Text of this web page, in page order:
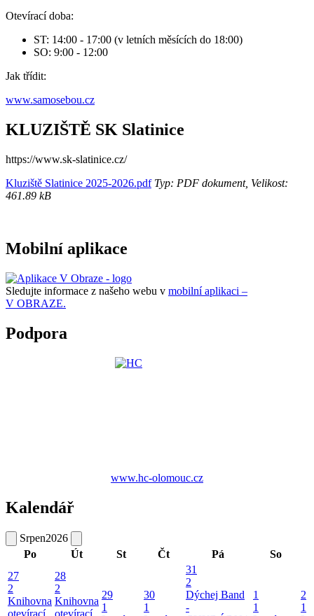
Otevírací doba:
ST: 14:00 - 17:00 (v letních měsících do 18:00)
SO: 9:00 - 12:00
Jak třídit:
www.samosebou.cz
KLUZIŠTĚ SK Slatinice
https://www.sk-slatinice.cz/
Kluziště Slatinice 2025-2026.pdfTyp: PDF dokument, Velikost:
461.89 kB
Mobilní aplikace
Sledujte informace z našeho webu v mobilní aplikaci –
V OBRAZE.
Podpora
www.hc-olomouc.cz
Kalendář
Srpen2026
Po
Út St Čt Pá
So
27
2
Knihovna
otevírací
28
2
Knihovna
otevírací
29
1
30
1
31
2
Dýchej Band
-
1
1
2
1